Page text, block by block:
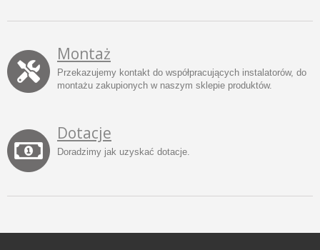
Montaż
Przekazujemy kontakt do współpracujących instalatorów, do
montażu zakupionych w naszym sklepie produktów.
Dotacje
Doradzimy jak uzyskać dotacje.